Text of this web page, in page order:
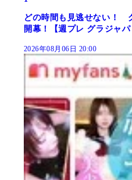
どの時間も見逃せない！
開幕！【週プレ グラジャパ
2026年08月06日 20:00